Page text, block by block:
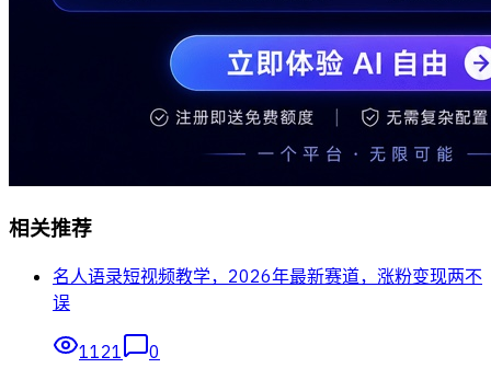
相关推荐
名人语录短视频教学，2026年最新赛道，涨粉变现两不
误
1121
0